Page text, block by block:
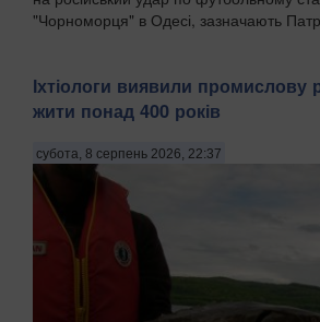
"Чорноморця" в Одесі, зазначають
Іхтіологи виявили промислову
жити понад 400 років
субота, 8 серпень 2026, 22:37